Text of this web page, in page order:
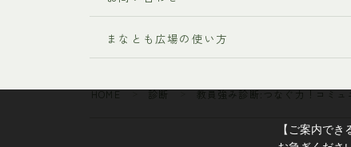
まなとも広場の使い方
HOME 診断 教員強み診断:つなぐ力！コミュ
【ご案内でき